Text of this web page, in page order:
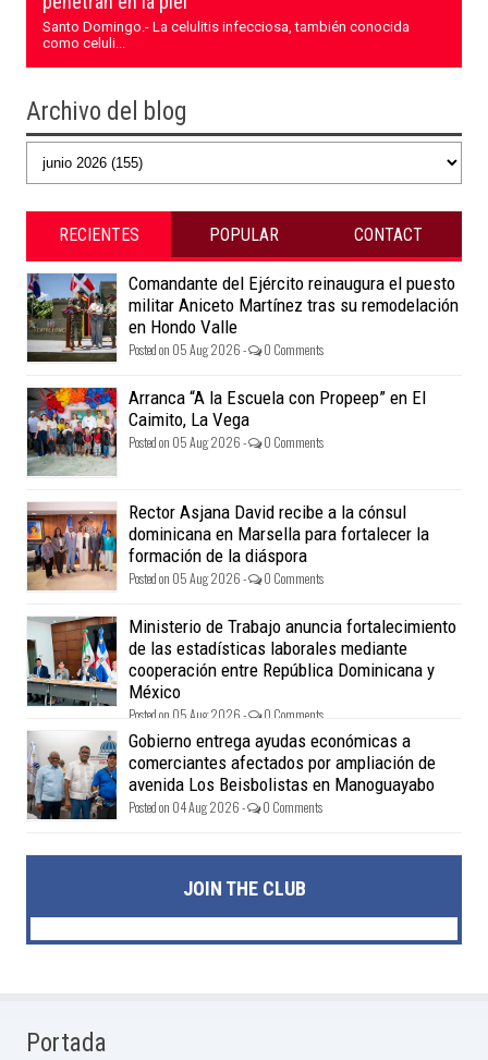
Santo Domingo.- La celulitis infecciosa, también conocida
como celuli...
Archivo del blog
RECIENTES POPULAR CONTACT
Comandante del Ejército reinaugura el puesto
militar Aniceto Martínez tras su remodelación
en Hondo Valle
Posted on 05 Aug 2026 - 0 Comments
Arranca “A la Escuela con Propeep” en El
Caimito, La Vega
Posted on 05 Aug 2026 - 0 Comments
Rector Asjana David recibe a la cónsul
dominicana en Marsella para fortalecer la
formación de la diáspora
Posted on 05 Aug 2026 - 0 Comments
Ministerio de Trabajo anuncia fortalecimiento
de las estadísticas laborales mediante
cooperación entre República Dominicana y
México
Posted on 05 Aug 2026 - 0 Comments
Gobierno entrega ayudas económicas a
comerciantes afectados por ampliación de
avenida Los Beisbolistas en Manoguayabo
Posted on 04 Aug 2026 - 0 Comments
JOIN THE CLUB
Portada